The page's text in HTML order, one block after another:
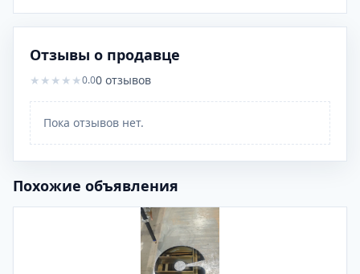
Отзывы о продавце
★ ★ ★ ★ ★0.00 отзывов
Пока отзывов нет.
Похожие объявления